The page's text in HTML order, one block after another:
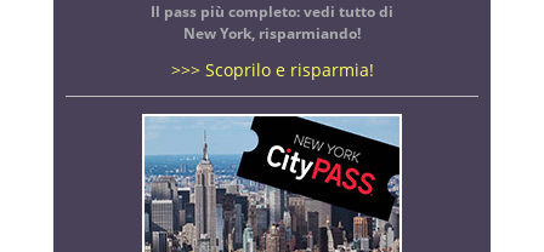
Il pass più completo: vedi tutto di
New York, risparmiando!
>>> Scoprilo e risparmia!